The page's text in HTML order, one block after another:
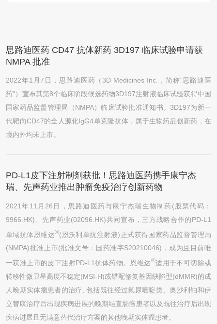
思路迪医药 CD47 抗体新药 3D197 临床试验申请获
NMPA 批准
2022年1月7日，思路迪医药（3D Medicines Inc.，简称“思路迪医
药”）宣布其第8个临床阶段候选药物3D197注射液临床试验获得中国
国家药品监督管理局（NMPA）临床试验批准通知书。3D197为新一
代靶向CD47的全人源化IgG4单克隆抗体，属于生物药品创新药，在
境内外均未上市。
PD-L1皮下注射制剂获批！思路迪医药携手康宁杰
瑞、先声药业推出肿瘤免疫治疗创新药物
2021年11月26日，思路迪医药与康宁杰瑞生物制药(股票代码：
9966.HK)、先声药业(02096.HK)共同宣布，三方战略合作的PD-L1
单域抗体恩维达®(恩沃利单抗注射液)正式获得国家药品监督管理局
(NMPA)批准上市(批准文号：国药准字S20210046)，成为且目前唯
一获准上市的皮下注射PD-L1抗体药物。恩维达®适用于不可切除或
转移性微卫星高度不稳定(MSI-H)或错配修复基因缺陷型(dMMR)的成
人晚期实体瘤患者的治疗, 包括既往经过氟尿嘧啶类、奥沙利铂和伊
立替康治疗后出现疾病进展的晚期结直肠癌患者以及既往治疗后出现
疾病进展且无满意替代治疗方案的其他晚期实体瘤患者。